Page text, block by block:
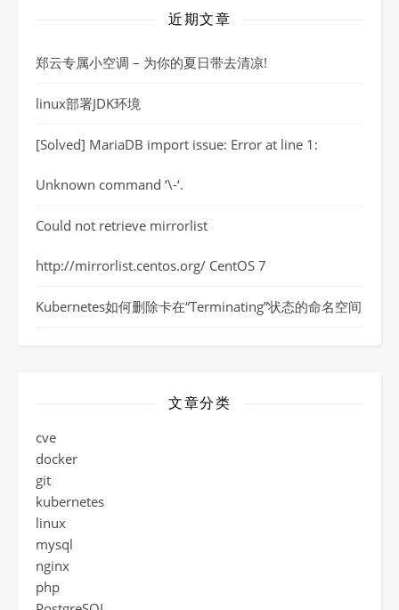
近期文章
郑云专属小空调 – 为你的夏日带去清凉!
linux部署JDK环境
[Solved] MariaDB import issue: Error at line 1:
Unknown command ‘\-‘.
Could not retrieve mirrorlist
http://mirrorlist.centos.org/ CentOS 7
Kubernetes如何删除卡在“Terminating”状态的命名空间
文章分类
cve
docker
git
kubernetes
linux
mysql
nginx
php